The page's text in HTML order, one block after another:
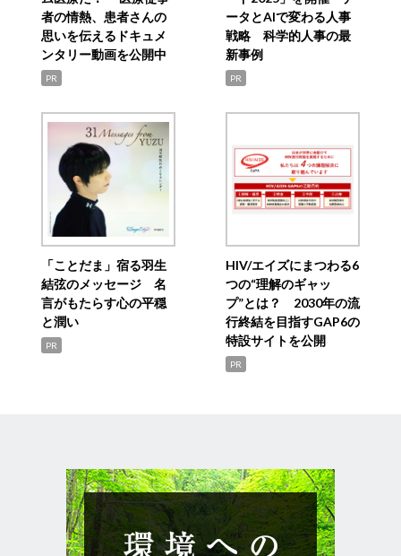
者の情熱、患者さんの
思いを伝えるドキュメ
ンタリー動画を公開中
PR
ータとAIで変わる人事
戦略 科学的人事の最
新事例
PR
「ことだま」宿る羽生
結弦のメッセージ 名
言がもたらす心の平穏
と潤い
PR
HIV/エイズにまつわる6
つの“理解のギャッ
プ”とは？ 2030年の流
行終結を目指すGAP6の
特設サイトを公開
PR